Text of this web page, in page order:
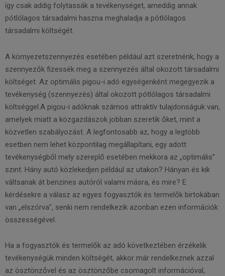
így csak addig folytassák a tevékenységet, ameddig annak
pótlólagos társadalmi haszna meghaladja a pótlólagos
társadalmi költségét.
A környezetszennyezés esetében például azt szeretnénk, hogy a
szennyezők fizessék meg a szennyezés által okozott társadalmi
költséget. Az optimális pigou-i adó egységenként megegyezik a
tevékenység (szennyezés) által okozott pótlólagos társadalmi
költséggel.A pigou-i adóknak számos attraktív tulajdonságuk van,
amelyek miatt a közgazdászok jobban szeretik őket, mint a
közvetlen szabályozást. A legfontosabb az, hogy a legtöbb
esetben nem lehet központilag megállapítani, egy adott
tevékenységből mely szereplő esetében mekkora az „optimális”
szint. Hány autó közlekedjen például az utakon? Hányan és kik
váltsanak át benzines autóról valami másra, és mire? E
kérdésekre a válasz az egyes fogyasztók és termelők birtokában
van „elszórva”, senki nem rendelkezik azonban ezen információk
összességével.
Ha a fogyasztók és termelők az adó következtében érzékelik
tevékenységük minden költségét, akkor már rendelkeznek azzal
az ösztönzővel és az ösztönzőbe csomagolt információval,